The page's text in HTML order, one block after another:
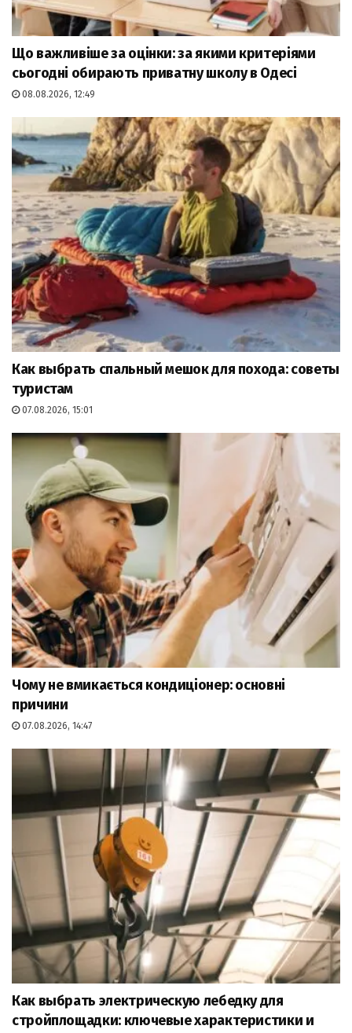
Що важливіше за оцінки: за якими критеріями
сьогодні обирають приватну школу в Одесі
08.08.2026, 12:49
Как выбрать спальный мешок для похода: советы
туристам
07.08.2026, 15:01
Чому не вмикається кондиціонер: основні
причини
07.08.2026, 14:47
Как выбрать электрическую лебедку для
стройплощадки: ключевые характеристики и